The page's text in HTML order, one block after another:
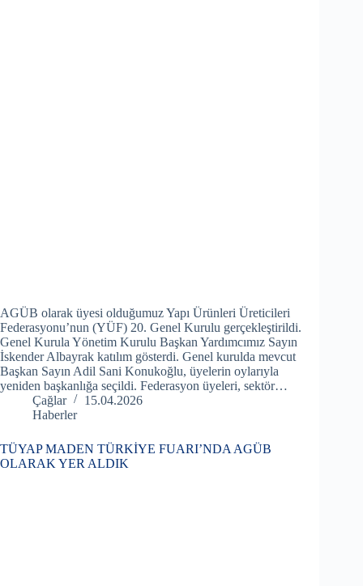
AGÜB olarak üyesi olduğumuz Yapı Ürünleri Üreticileri
Federasyonu’nun (YÜF) 20. Genel Kurulu gerçekleştirildi.
Genel Kurula Yönetim Kurulu Başkan Yardımcımız Sayın
İskender Albayrak katılım gösterdi. Genel kurulda mevcut
Başkan Sayın Adil Sani Konukoğlu, üyelerin oylarıyla
yeniden başkanlığa seçildi. Federasyon üyeleri, sektör…
Çağlar
15.04.2026
Haberler
TÜYAP MADEN TÜRKİYE FUARI’NDA AGÜB
OLARAK YER ALDIK